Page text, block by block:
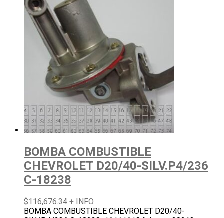
BOMBA COMBUSTIBLE
CHEVROLET D20/40-SILV.P4/236
C-18238
$116,676.34 + INFO
BOMBA COMBUSTIBLE CHEVROLET D20/40-